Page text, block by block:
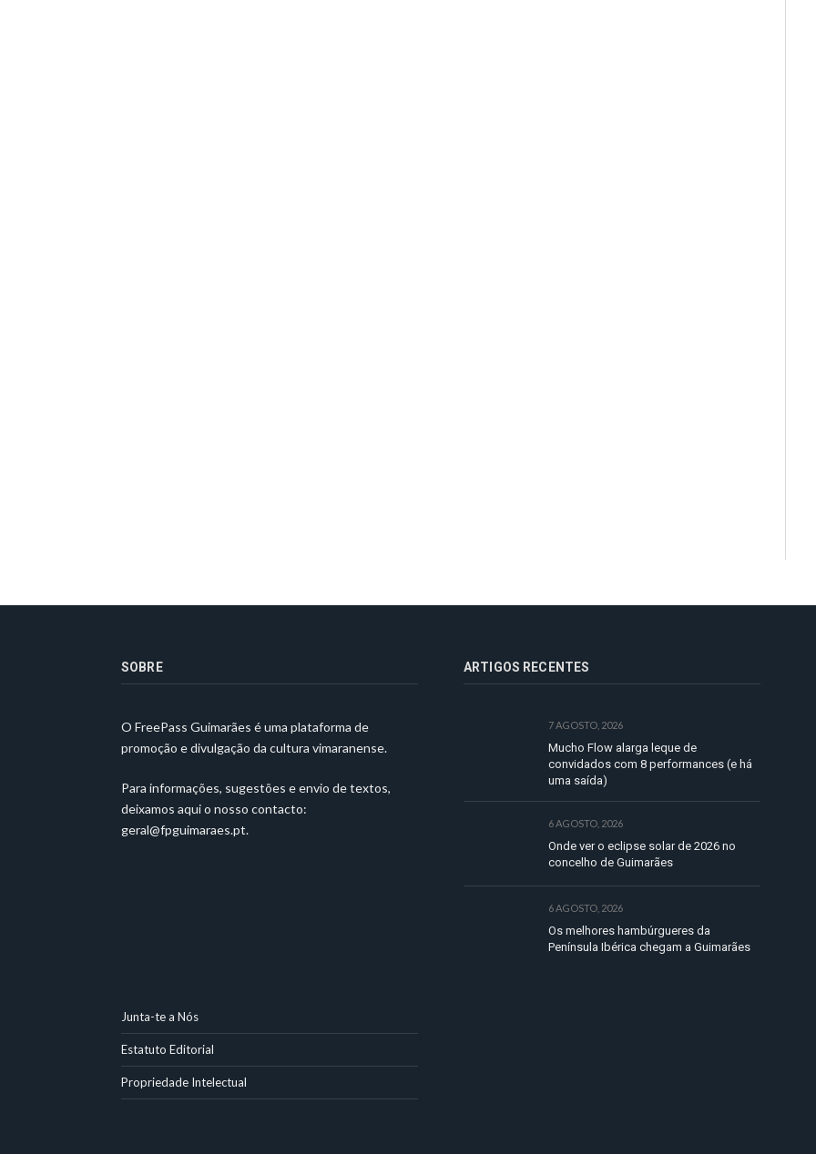
SOBRE
O FreePass Guimarães é uma plataforma de
promoção e divulgação da cultura vimaranense.
Para informações, sugestões e envio de textos,
deixamos aqui o nosso contacto:
geral@fpguimaraes.pt.
ARTIGOS RECENTES
7 AGOSTO, 2026
Mucho Flow alarga leque de
convidados com 8 performances (e há
uma saída)
6 AGOSTO, 2026
Onde ver o eclipse solar de 2026 no
concelho de Guimarães
6 AGOSTO, 2026
Os melhores hambúrgueres da
Península Ibérica chegam a Guimarães
Junta-te a Nós
Estatuto Editorial
Propriedade Intelectual